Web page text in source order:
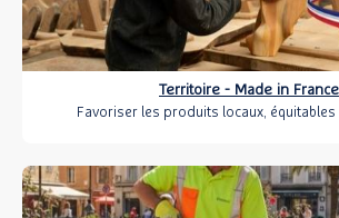
Territoire - Made in France
Favoriser les produits locaux, équitables